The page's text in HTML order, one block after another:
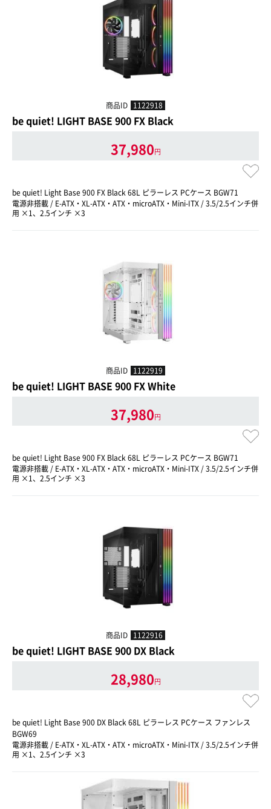
商品ID 1122918
be quiet! LIGHT BASE 900 FX Black
37,980円
be quiet! Light Base 900 FX Black 68L ピラーレス PCケース BGW71
電源非搭載 / E-ATX・XL-ATX・ATX・microATX・Mini-ITX / 3.5/2.5インチ併
用 ×1、2.5インチ ×3
商品ID 1122919
be quiet! LIGHT BASE 900 FX White
37,980円
be quiet! Light Base 900 FX Black 68L ピラーレス PCケース BGW71
電源非搭載 / E-ATX・XL-ATX・ATX・microATX・Mini-ITX / 3.5/2.5インチ併
用 ×1、2.5インチ ×3
商品ID 1122916
be quiet! LIGHT BASE 900 DX Black
28,980円
be quiet! Light Base 900 DX Black 68L ピラーレス PCケース ファンレス
BGW69
電源非搭載 / E-ATX・XL-ATX・ATX・microATX・Mini-ITX / 3.5/2.5インチ併
用 ×1、2.5インチ ×3